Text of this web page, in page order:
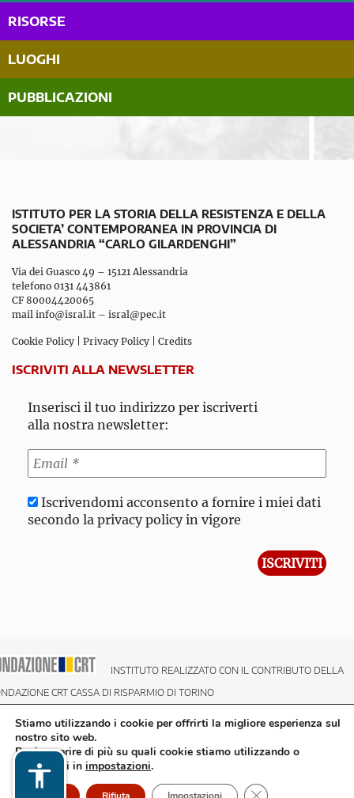
RISORSE
LUOGHI
PUBBLICAZIONI
ISTITUTO PER LA STORIA DELLA RESISTENZA E DELLA
SOCIETA’ CONTEMPORANEA IN PROVINCIA DI
ALESSANDRIA “CARLO GILARDENGHI”
Via dei Guasco 49 – 15121 Alessandria
telefono 0131 443861
CF 80004420065
mail info@isral.it – isral@pec.it
Cookie Policy Privacy Policy Credits
ISCRIVITI ALLA NEWSLETTER
Inserisci il tuo indirizzo per iscriverti
alla nostra newsletter:
Iscrivendomi acconsento a fornire i miei dati
secondo la privacy policy in vigore
INSTITUTO REALIZZATO CON IL CONTRIBUTO DELLA
CRT CASSA DI RISPARMIO DI TORINO
Stiamo utilizzando i cookie per offrirti la migliore esperienza sul
nostro sito web.
Puoi scoprire di più su quali cookie stiamo utilizzando o
disattivarli in impostazioni.
Close GDPR